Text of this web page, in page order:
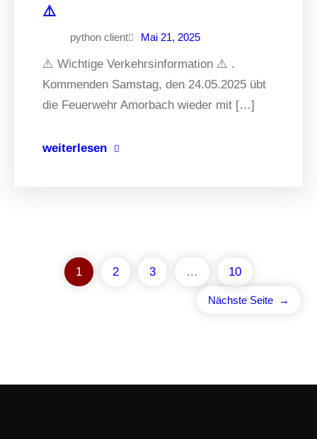
⚠️
python client Mai 21, 2025
⚠️ Wichtige Verkehrsinformation ⚠️ .
Kommenden Samstag, den 24.05.2025 übt
die Feuerwehr Amorbach wieder mit […]
weiterlesen
1 2 3 … 10
Nächste Seite →